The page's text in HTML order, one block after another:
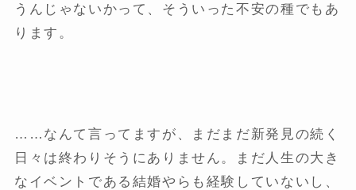
うんじゃないかって、そういった不安の種でもあ
ります。
……なんて言ってますが、まだまだ新発見の続く
日々は終わりそうにありません。まだ人生の大き
なイベントである結婚やらも経験していないし、